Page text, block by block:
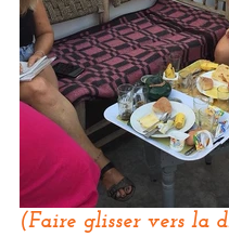
(Faire glisser vers la